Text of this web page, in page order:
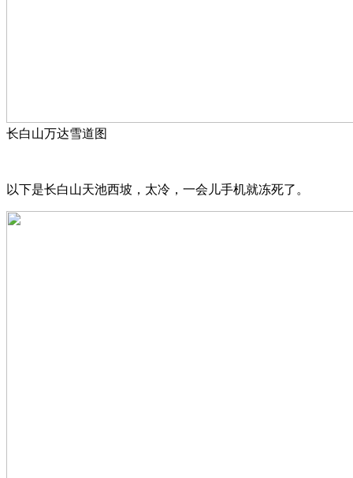
长白山万达雪道图
以下是长白山天池西坡，太冷，一会儿手机就冻死了。